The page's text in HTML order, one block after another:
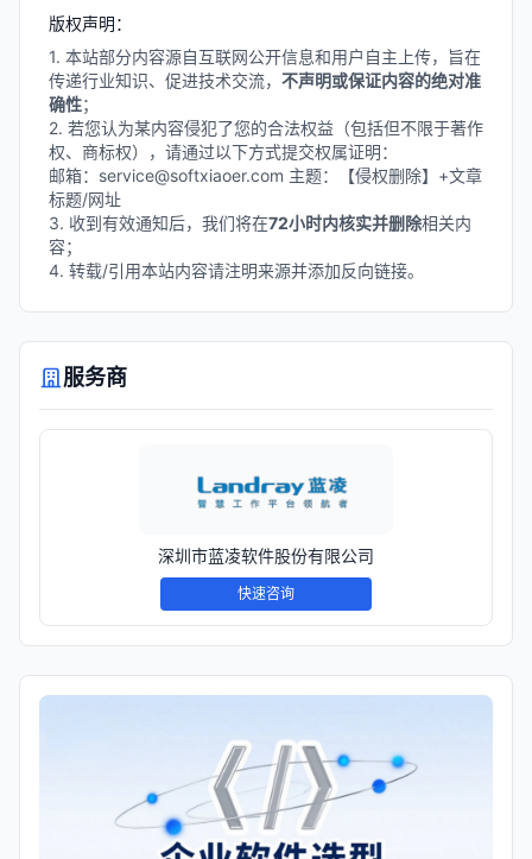
版权声明：
1. 本站部分内容源自互联网公开信息和用户自主上传，旨在
传递行业知识、促进技术交流， 不声明或保证内容的绝对准
确性；
2. 若您认为某内容侵犯了您的合法权益（包括但不限于著作
权、商标权），请通过以下方式提交权属证明：
邮箱：service@softxiaoer.com 主题：【侵权删除】+文章
标题/网址
3. 收到有效通知后，我们将在72小时内核实并删除相关内
容；
4. 转载/引用本站内容请注明来源并添加反向链接。
服务商
深圳市蓝凌软件股份有限公司
快速咨询